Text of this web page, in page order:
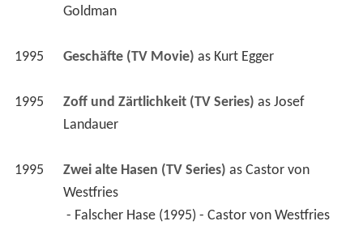
Goldman
1995 Geschäfte (TV Movie) as Kurt Egger
1995 Zoff und Zärtlichkeit (TV Series) as Josef
Landauer
1995 Zwei alte Hasen (TV Series) as Castor von
Westfries
- Falscher Hase (1995) - Castor von Westfries